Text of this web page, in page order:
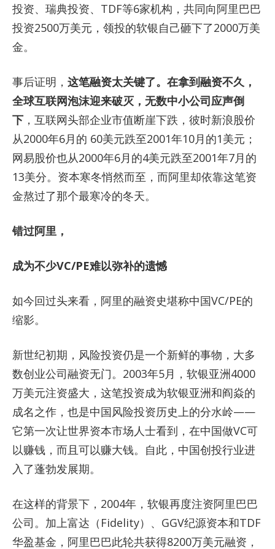
投资、瑞典投资、TDF等6家机构，共同向阿里巴巴
投资2500万美元，领投的软银自己砸下了2000万美
金。
事后证明， 这笔融资太关键了。在拿到融资不久，
全球互联网泡沫迎来破灭，无数中小公司应声倒
下 ，互联网头部企业市值断崖下跌，彼时新浪股价
从2000年6月的 60美元跌至2001年10月的1美元；
网易股价也从2000年6月的4美元跌至2001年7月的
13美分。资本寒冬悄然而至，而阿里却依靠这笔资
金熬过了那个最寒冷的冬天。
错过阿里，
成为不少VC/PE难以弥补的遗憾
如今回过头来看，阿里的融资史堪称中国VC/PE的
缩影。
新世纪初期，风险投资仍是一个新鲜的事物，大多
数创业公司融资无门。2003年5月，软银亚洲4000
万美元注资盛大，这笔投资成为软银亚洲和阎焱的
成名之作，也是中国风险投资历史上的分水岭——
它第一次让世界资本市场人士看到，在中国做VC可
以赚钱，而且可以赚大钱。自此，中国创投行业进
入了蓬勃发展期。
在这样的背景下，2004年，软银再度注资阿里巴巴
公司。加上富达（Fidelity）、GGV纪源资本和TDF
华盈基金，阿里巴巴此轮共获得8200万美元融资，